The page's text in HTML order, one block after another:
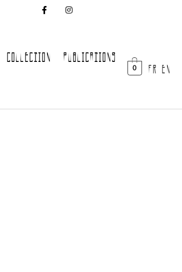
COLLECTION PUBLICATIONS
0 FR EN